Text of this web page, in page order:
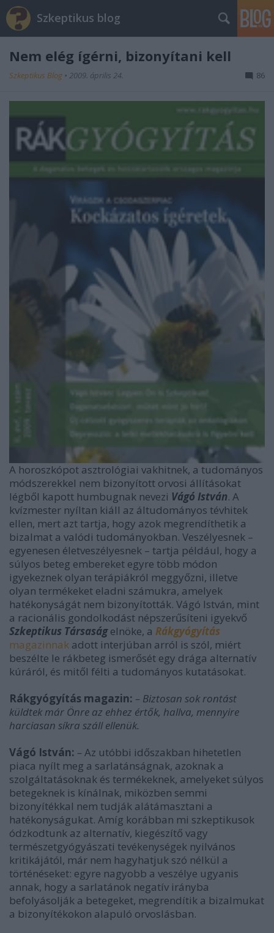
Szkeptikus blog
Nem elég ígérni, bizonyítani kell
Szkeptikus Blog • 2009. április 24. 86
A horoszkópot asztrológiai vakhitnek, a tudományos
módszerekkel nem bizonyított orvosi állításokat
légből kapott humbugnak nevezi Vágó István. A
kvízmester nyíltan kiáll az áltudományos tévhitek
ellen, mert azt tartja, hogy azok megrendíthetik a
bizalmat a valódi tudományokban. Veszélyesnek –
egyenesen életveszélyesnek – tartja például, hogy a
súlyos beteg embereket egyre több módon
igyekeznek olyan terápiákról meggyőzni, illetve
olyan termékeket eladni számukra, amelyek
hatékonyságát nem bizonyították. Vágó István, mint
a racionális gondolkodást népszerűsíteni igyekvő
Szkeptikus Társaságelnöke, a Rákgyógyítás
magazinnak adott interjúban arról is szól, miért
beszélte le rákbeteg ismerősét egy drága alternatív
kúráról, és mitől félti a tudományos kutatásokat.
Rákgyógyítás magazin: – Biztosan sok rontást
küldtek már Önre az ehhez értők, hallva, mennyire
harciasan síkra száll ellenük.
Vágó István: –Az utóbbi időszakban hihetetlen
piaca nyílt meg a sarlatánságnak, azoknak a
szolgáltatásoknak és termékeknek, amelyeket súlyos
betegeknek is kínálnak, miközben semmi
bizonyítékkal nem tudják alátámasztani a
hatékonyságukat. Amíg korábban mi szkeptikusok
ódzkodtunk az alternatív, kiegészítő vagy
természetgyógyászati tevékenységek nyilvános
kritikájától, már nem hagyhatjuk szó nélkül a
történéseket: egyre nagyobb a veszélye ugyanis
annak, hogy a sarlatánok negatív irányba
befolyásolják a betegeket, megrendítik a bizalmukat
a bizonyítékokon alapuló orvoslásban.